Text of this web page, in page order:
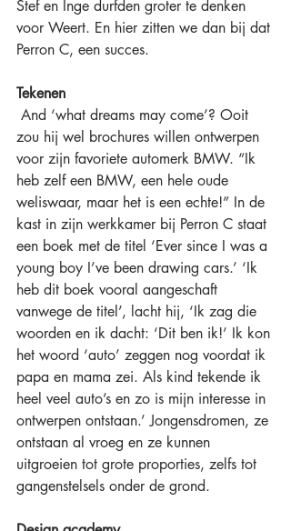
Stef en Inge durfden groter te denken
voor Weert. En hier zitten we dan bij dat
Perron C, een succes.
Tekenen
zou hij wel brochures willen ontwerpen
voor zijn favoriete automerk BMW. “Ik
heb zelf een BMW, een hele oude
weliswaar, maar het is een echte!” In de
kast in zijn werkkamer bij Perron C staat
een boek met de titel ‘Ever since I was a
young boy I’ve been drawing cars.’ ‘Ik
heb dit boek vooral aangeschaft
vanwege de titel’, lacht hij, ‘Ik zag die
woorden en ik dacht: ‘Dit ben ik!’ Ik kon
het woord ‘auto’ zeggen nog voordat ik
papa en mama zei. Als kind tekende ik
heel veel auto’s en zo is mijn interesse in
ontwerpen ontstaan.’ Jongensdromen, ze
ontstaan al vroeg en ze kunnen
uitgroeien tot grote proporties, zelfs tot
gangenstelsels onder de grond.